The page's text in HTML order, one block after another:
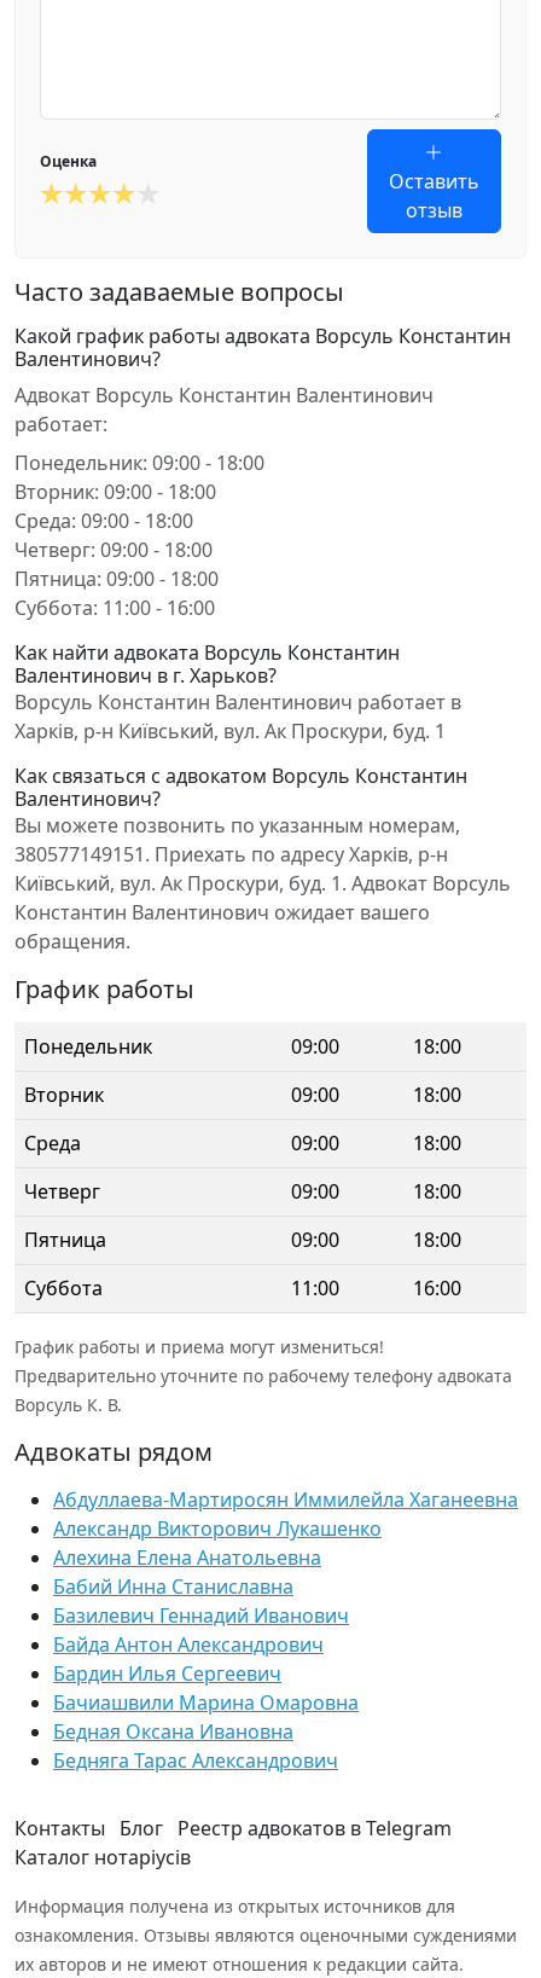
Оценка
Оставить
отзыв
Часто задаваемые вопросы
Какой график работы адвоката Ворсуль Константин
Валентинович?
Адвокат Ворсуль Константин Валентинович
работает:
Понедельник: 09:00 - 18:00
Вторник: 09:00 - 18:00
Среда: 09:00 - 18:00
Четверг: 09:00 - 18:00
Пятница: 09:00 - 18:00
Суббота: 11:00 - 16:00
Как найти адвоката Ворсуль Константин
Валентинович в г. Харьков?
Ворсуль Константин Валентинович работает в
Харків, р-н Київський, вул. Ак Проскури, буд. 1
Как связаться с адвокатом Ворсуль Константин
Валентинович?
Вы можете позвонить по указанным номерам,
380577149151. Приехать по адресу Харків, р-н
Київський, вул. Ак Проскури, буд. 1. Адвокат Ворсуль
Константин Валентинович ожидает вашего
обращения.
График работы
Понедельник 09:00
18:00
Вторник
09:00
18:00
Среда
09:00
18:00
Четверг
09:00
18:00
Пятница
09:00
18:00
Суббота
11:00 16:00
График работы и приема могут измениться!
Предварительно уточните по рабочему телефону адвоката
Ворсуль К. В.
Адвокаты рядом
Абдуллаева-Мартиросян Иммилейла Хаганеевна
Александр Викторович Лукашенко
Алехина Елена Анатольевна
Бабий Инна Станиславна
Базилевич Геннадий Иванович
Байда Антон Александрович
Бардин Илья Сергеевич
Бачиашвили Марина Омаровна
Бедная Оксана Ивановна
Бедняга Тарас Александрович
Контакты Блог Реестр адвокатов в Telegram
Каталог нотаріусів
Информация получена из открытых источников для
ознакомления. Отзывы являются оценочными суждениями
их авторов и не имеют отношения к редакции сайта.